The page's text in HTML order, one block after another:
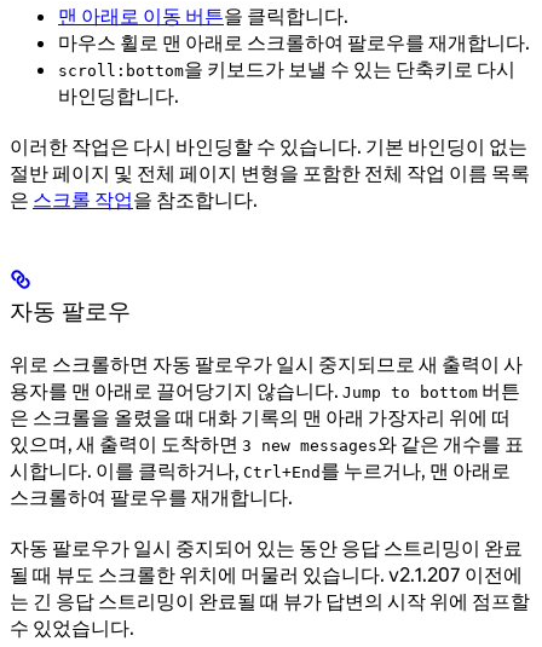
맨 아래로 이동 버튼을 클릭합니다.
마우스 휠로 맨 아래로 스크롤하여 팔로우를 재개합니다.
scroll:bottom을 키보드가 보낼 수 있는 단축키로 다시
바인딩합니다.
이러한 작업은 다시 바인딩할 수 있습니다. 기본 바인딩이 없는
절반 페이지 및 전체 페이지 변형을 포함한 전체 작업 이름 목록
은 스크롤 작업을 참조합니다.
자동 팔로우
위로 스크롤하면 자동 팔로우가 일시 중지되므로 새 출력이 사
용자를 맨 아래로 끌어당기지 않습니다. Jump to bottom 버튼
은 스크롤을 올렸을 때 대화 기록의 맨 아래 가장자리 위에 떠
있으며, 새 출력이 도착하면 3 new messages와 같은 개수를 표
시합니다. 이를 클릭하거나, Ctrl+End 를 누르거나, 맨 아래로
스크롤하여 팔로우를 재개합니다.
자동 팔로우가 일시 중지되어 있는 동안 응답 스트리밍이 완료
될 때 뷰도 스크롤한 위치에 머물러 있습니다. v2.1.207 이전에
는 긴 응답 스트리밍이 완료될 때 뷰가 답변의 시작 위에 점프할
수 있었습니다.